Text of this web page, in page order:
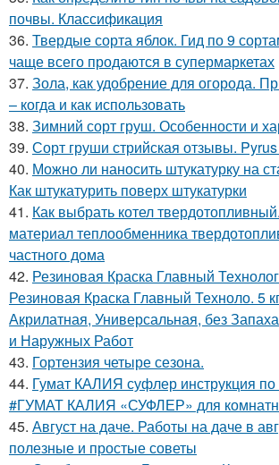
почвы. Классификация
36. Твердые сорта яблок. Гид по 9
чаще всего продаются в супермаркетах
37. Зола, как удобрение для огорода.
– когда и как использовать
38. Зимний сорт груш. Особенности и
39. Сорт груши стрийская отзывы.
40. Можно ли наносить штукатурку на
Как штукатурить поверх штукатурки
41. Как выбрать котел
материал теплообменника
частного дома
42. Резиновая Краска Главный
Резиновая Краска Главный Техноло. 5
Акрилатная, Универсальная, без
и Наружных Работ
43. Гортензия четыре сезона.
44. Гумат КАЛИЯ суфлер инструкция
#ГУМАТ КАЛИЯ «СУФЛЕР» для
45. Август на даче. Работы на даче в
полезные и простые советы